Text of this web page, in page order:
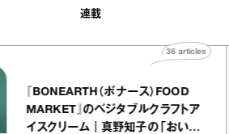
連載
『BONEARTH（ボナース）
MARKET』のベジタブルクラフ
イスクリーム｜真野知子の「お